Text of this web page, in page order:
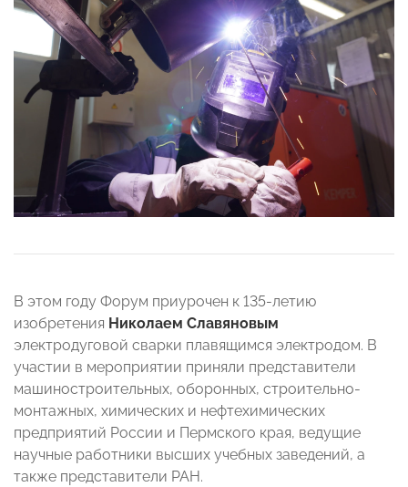
В этом году Форум приурочен к 135-летию
изобретения Николаем Славяновым
электродуговой сварки плавящимся электродом. В
участии в мероприятии приняли представители
машиностроительных, оборонных, строительно-
монтажных, химических и нефтехимических
предприятий России и Пермского края, ведущие
научные работники высших учебных заведений, а
также представители РАН.